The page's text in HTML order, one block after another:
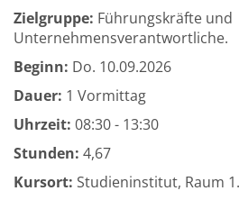
Zielgruppe: Führungskräfte und
Unternehmensverantwortliche.
Beginn: Do. 10.09.2026
Dauer: 1 Vormittag
Uhrzeit: 08:30 - 13:30
Stunden: 4,67
Kursort: Studieninstitut, Raum